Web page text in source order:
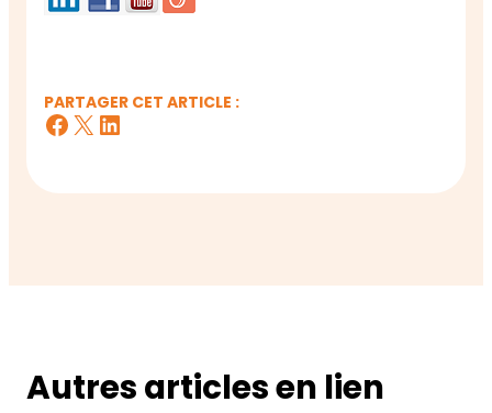
PARTAGER CET ARTICLE :
Facebook
X LinkedIn
Autres articles en lien